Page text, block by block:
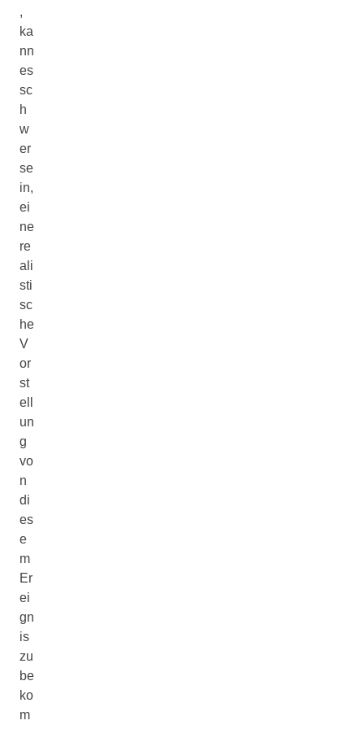
,
ka
nn
es
sc
h
w
er
se
in,
ei
ne
re
ali
sti
sc
he
V
or
st
ell
un
g
vo
n
di
es
e
m
Er
ei
gn
is
zu
be
ko
m